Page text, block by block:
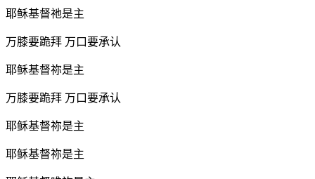
耶稣基督祂是主
万膝要跪拜 万口要承认
耶稣基督祢是主
万膝要跪拜 万口要承认
耶稣基督祢是主
耶稣基督祢是主